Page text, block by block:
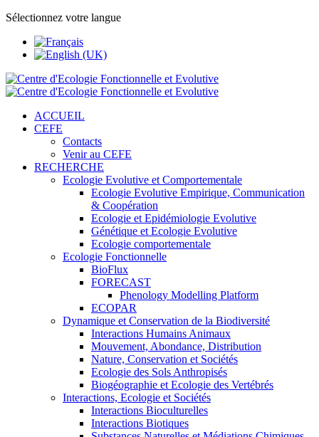
Sélectionnez votre langue
ACCUEIL
CEFE
Contacts
Venir au CEFE
RECHERCHE
Ecologie Evolutive et Comportementale
Ecologie Evolutive Empirique, Communication
& Coopération
Ecologie et Epidémiologie Evolutive
Génétique et Ecologie Evolutive
Ecologie comportementale
Ecologie Fonctionnelle
BioFlux
FORECAST
Phenology Modelling Platform
ECOPAR
Dynamique et Conservation de la Biodiversité
Interactions Humains Animaux
Mouvement, Abondance, Distribution
Nature, Conservation et Sociétés
Ecologie des Sols Anthropisés
Biogéographie et Ecologie des Vertébrés
Interactions, Ecologie et Sociétés
Interactions Bioculturelles
Interactions Biotiques